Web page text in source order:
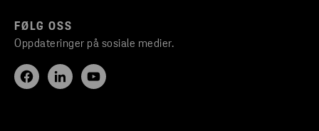
FØLG OSS
Oppdateringer på sosiale medier.